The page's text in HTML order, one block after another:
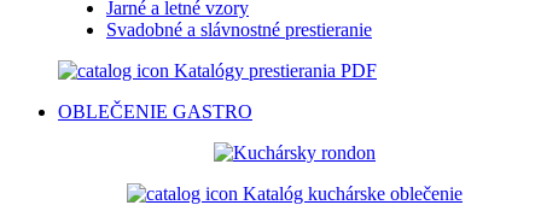
Jarné a letné vzory
Svadobné a slávnostné prestieranie
Katalógy prestierania PDF
OBLEČENIE GASTRO
Katalóg kuchárske oblečenie